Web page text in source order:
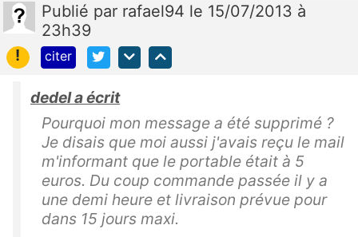
Publié par rafael94 le 15/07/2013 à
23h39
!
citer
dedel a écrit
Pourquoi mon message a été supprimé ?
Je disais que moi aussi j'avais reçu le mail
m'informant que le portable était à 5
euros. Du coup commande passée il y a
une demi heure et livraison prévue pour
dans 15 jours maxi.